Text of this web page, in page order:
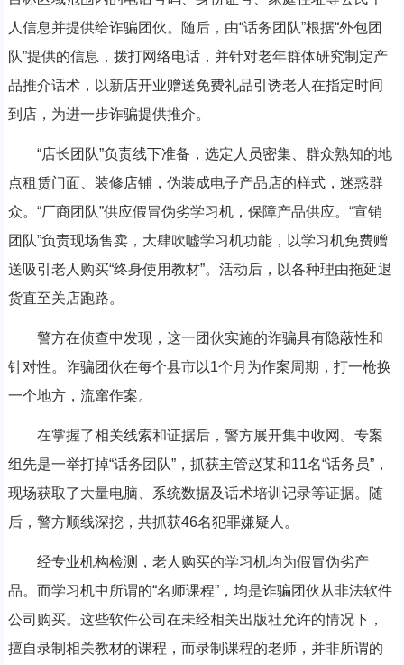
人信息并提供给诈骗团伙。随后，由“话务团队”根据“外包团
队”提供的信息，拨打网络电话，并针对老年群体研究制定产
品推介话术，以新店开业赠送免费礼品引诱老人在指定时间
到店，为进一步诈骗提供推介。
“店长团队”负责线下准备，选定人员密集、群众熟知的地
点租赁门面、装修店铺，伪装成电子产品店的样式，迷惑群
众。“厂商团队”供应假冒伪劣学习机，保障产品供应。“宣销
团队”负责现场售卖，大肆吹嘘学习机功能，以学习机免费赠
送吸引老人购买“终身使用教材”。活动后，以各种理由拖延退
货直至关店跑路。
警方在侦查中发现，这一团伙实施的诈骗具有隐蔽性和
针对性。诈骗团伙在每个县市以1个月为作案周期，打一枪换
一个地方，流窜作案。
在掌握了相关线索和证据后，警方展开集中收网。专案
组先是一举打掉“话务团队”，抓获主管赵某和11名“话务员”，
现场获取了大量电脑、系统数据及话术培训记录等证据。随
后，警方顺线深挖，共抓获46名犯罪嫌疑人。
经专业机构检测，老人购买的学习机均为假冒伪劣产
品。而学习机中所谓的“名师课程”，均是诈骗团伙从非法软件
公司购买。这些软件公司在未经相关出版社允许的情况下，
擅自录制相关教材的课程，而录制课程的老师，并非所谓的